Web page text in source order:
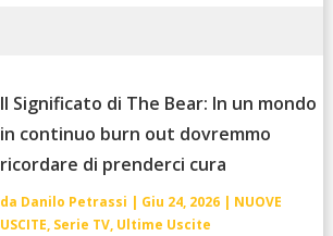
Il Significato di The Bear: In un mondo
in continuo burn out dovremmo
ricordare di prenderci cura
da Danilo Petrassi | Giu 24, 2026| NUOVE
USCITE, Serie TV, Ultime Uscite